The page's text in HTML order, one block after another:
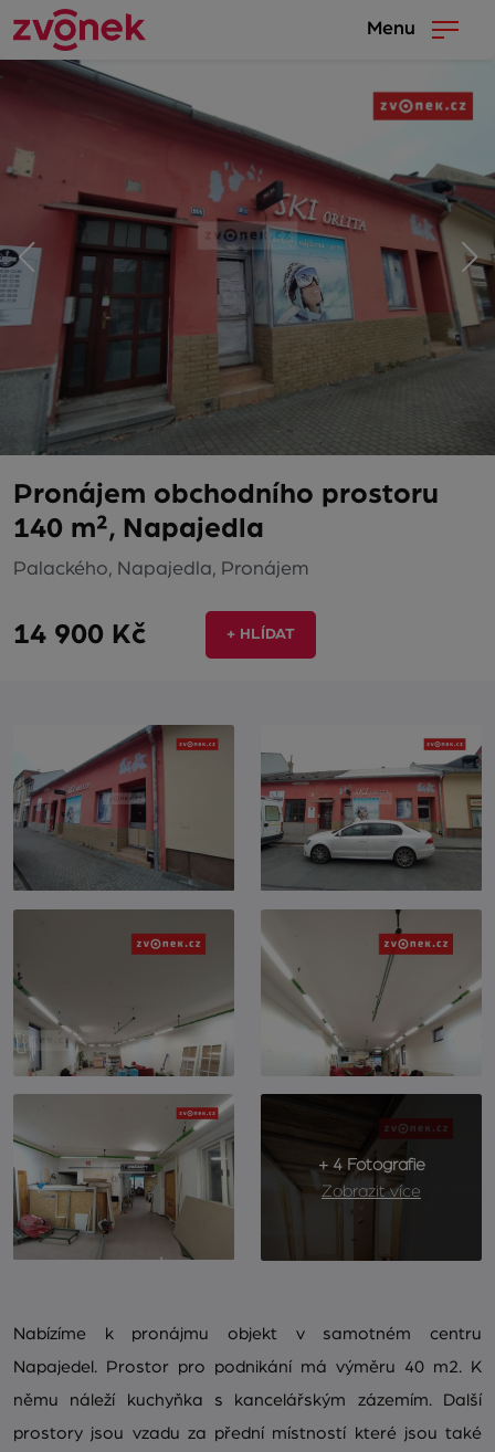
Menu
Pronájem obchodního prostoru
140 m², Napajedla
Palackého, Napajedla, Pronájem
14 900 Kč + HLÍDAT
+ 4 Fotografie
Zobrazit více
Nabízíme k pronájmu objekt v samotném centru
Napajedel. Prostor pro podnikání má výměru 40 m2. K
němu náleží kuchyňka s kancelářským zázemím. Další
prostory jsou vzadu za přední místností které jsou také